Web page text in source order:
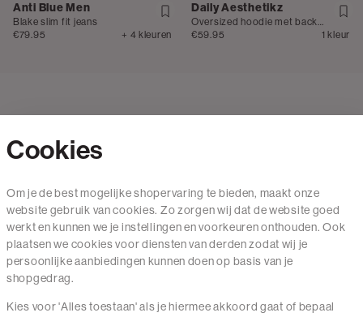
Anti Blue Men
Blake slim fit jeans
€79.95
+ 4 kleuren
Daily Aesthetikz
Oversized hoodie met backprint
€59.95
1 kleur
Mail ons
020 - 3412 650
Van maandag t/m vrijdag van 8.30 uur tot 18.00 uur.
Service
Cookies
Om je de best mogelijke shopervaring te bieden, maakt onze
website gebruik van cookies. Zo zorgen wij dat de website goed
werkt en kunnen we je instellingen en voorkeuren onthouden. Ook
plaatsen we cookies voor diensten van derden zodat wij je
persoonlijke aanbiedingen kunnen doen op basis van je
shopgedrag.
Kies voor 'Alles toestaan' als je hiermee akkoord gaat of bepaal